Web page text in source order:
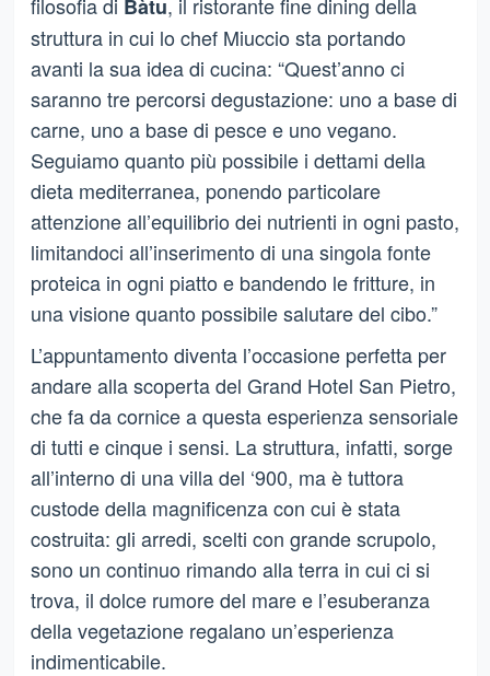
Bàtu
struttura in cui lo chef Miuccio sta portando
avanti la sua idea di cucina: “Quest’anno ci
saranno tre percorsi degustazione: uno a base di
carne, uno a base di pesce e uno vegano.
Seguiamo quanto più possibile i dettami della
dieta mediterranea, ponendo particolare
attenzione all’equilibrio dei nutrienti in ogni pasto,
limitandoci all’inserimento di una singola fonte
proteica in ogni piatto e bandendo le fritture, in
una visione quanto possibile salutare del cibo.”
L’appuntamento diventa l’occasione perfetta per
andare alla scoperta del Grand Hotel San Pietro,
che fa da cornice a questa esperienza sensoriale
di tutti e cinque i sensi. La struttura, infatti, sorge
all’interno di una villa del ‘900, ma è tuttora
custode della magnificenza con cui è stata
costruita: gli arredi, scelti con grande scrupolo,
sono un continuo rimando alla terra in cui ci si
trova, il dolce rumore del mare e l’esuberanza
della vegetazione regalano un’esperienza
indimenticabile.